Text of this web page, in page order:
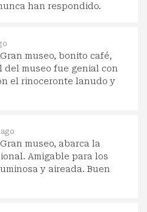
han respondido.
Gran museo, bonito café,
del museo fue genial con
el rinoceronte lanudo y
Gran museo, abarca la
Amigable para los
y aireada. Buen